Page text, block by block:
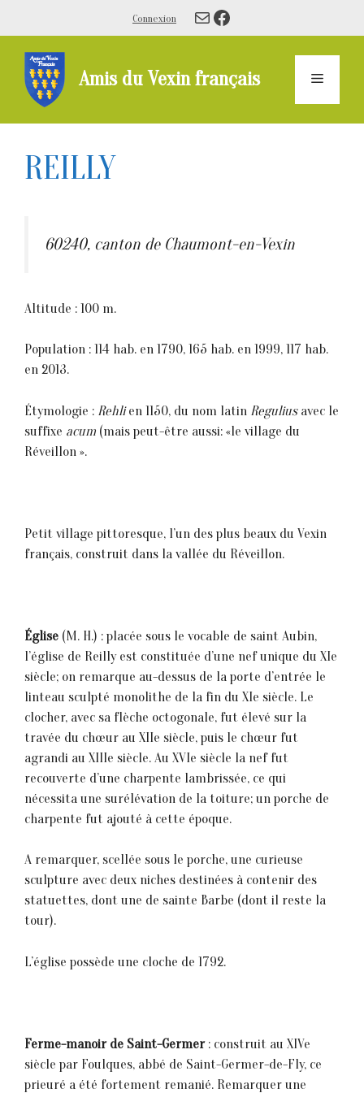
contenu
Connexion E-mailFacebook
Amis du Vexin français Menu
REILLY
60240, canton de Chaumont-en-Vexin
Altitude : 100 m.
Population : 114 hab. en 1790, 165 hab. en 1999, 117 hab.
en 2013.
Étymologie : Rehlien 1150, du nom latin Reguliusavec le
suffixe acum (mais peut-être aussi: «le village du
Réveillon ».
Petit village pittoresque, l’un des plus beaux du Vexin
français, construit dans la vallée du Réveillon.
Église (M. H.) : placée sous le vocable de saint Aubin,
l’église de Reilly est constituée d’une nef unique du XIe
siècle; on remarque au-dessus de la porte d’entrée le
linteau sculpté monolithe de la fin du XIe siècle. Le
clocher, avec sa flèche octogonale, fut élevé sur la
travée du chœur au XIIe siècle, puis le chœur fut
agrandi au XIIIe siècle. Au XVIe siècle la nef fut
recouverte d’une charpente lambrissée, ce qui
nécessita une surélévation de la toiture; un porche de
charpente fut ajouté à cette époque.
A remarquer, scellée sous le porche, une curieuse
sculpture avec deux niches destinées à contenir des
statuettes, dont une de sainte Barbe (dont il reste la
tour).
L’église possède une cloche de 1792.
Ferme-manoir de Saint-Germer : construit au XIVe
siècle par Foulques, abbé de Saint-Germer-de-Fly, ce
prieuré a été fortement remanié. Remarquer une